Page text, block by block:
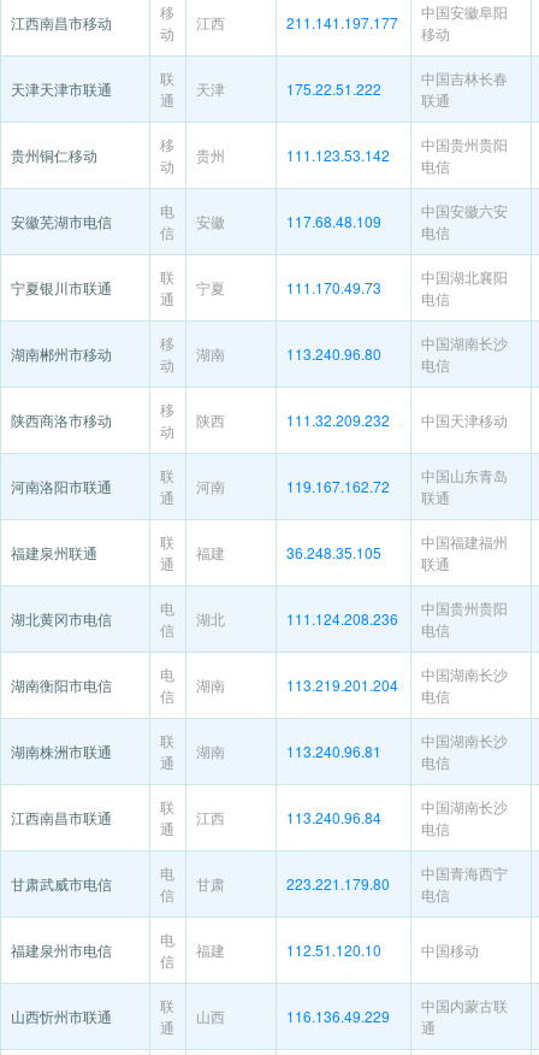
江西南昌市移动
移
动
江西 211.141.197.177
中国安徽阜阳
移动
天津天津市联通
联
通
天津 175.22.51.222
中国吉林长春
联通
贵州铜仁移动
移
动
贵州 111.123.53.142
中国贵州贵阳
电信
安徽芜湖市电信
电
信
安徽 117.68.48.109
中国安徽六安
电信
宁夏银川市联通
联
通
宁夏 111.170.49.73
中国湖北襄阳
电信
湖南郴州市移动
移
动
湖南 113.240.96.80
中国湖南长沙
电信
陕西商洛市移动
移
动
陕西 111.32.209.232 中国天津移动
河南洛阳市联通
联
通
河南 119.167.162.72
中国山东青岛
联通
福建泉州联通
联
通
福建 36.248.35.105
中国福建福州
联通
湖北黄冈市电信
电
信
湖北 111.124.208.236
中国贵州贵阳
电信
湖南衡阳市电信
电
信
湖南 113.219.201.204
中国湖南长沙
电信
湖南株洲市联通
联
通
湖南 113.240.96.81
中国湖南长沙
电信
江西南昌市联通
联
通
江西 113.240.96.84
中国湖南长沙
电信
甘肃武威市电信
电
信
甘肃 223.221.179.80
中国青海西宁
电信
福建泉州市电信
电
信
福建 112.51.120.10 中国移动
山西忻州市联通
联
通
山西 116.136.49.229
中国内蒙古联
通